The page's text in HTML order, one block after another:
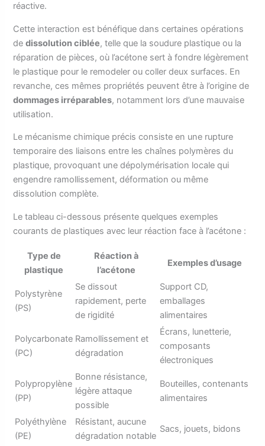
réactive.
Cette interaction est bénéfique dans certaines opérations
dedissolution ciblée, telle que la soudure plastique ou la
réparation de pièces, où l’acétone sert à fondre légèrement
le plastique pour le remodeler ou coller deux surfaces. En
revanche, ces mêmes propriétés peuvent être à l’origine de
dommages irréparables, notamment lors d’une mauvaise
utilisation.
Le mécanisme chimique précis consiste en une rupture
temporaire des liaisons entre les chaînes polymères du
plastique, provoquant une dépolymérisation locale qui
engendre ramollissement, déformation ou même
dissolution complète.
Le tableau ci-dessous présente quelques exemples
courants de plastiques avec leur réaction face à l’acétone :
Type de
plastique
Réaction à
l’acétone
Exemples d’usage
Polystyrène
(PS)
Se dissout
rapidement, perte
de rigidité
Support CD,
emballages
alimentaires
Polycarbonate
(PC)
Ramollissement et
dégradation
Écrans, lunetterie,
composants
électroniques
Polypropylène
(PP)
Bonne résistance,
légère attaque
possible
Bouteilles, contenants
alimentaires
Polyéthylène
(PE)
Résistant, aucune
dégradation notable
Sacs, jouets, bidons